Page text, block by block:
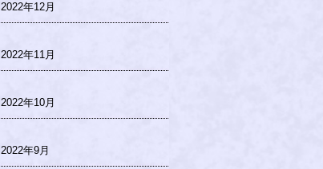
2022年12月
2022年11月
2022年10月
2022年9月